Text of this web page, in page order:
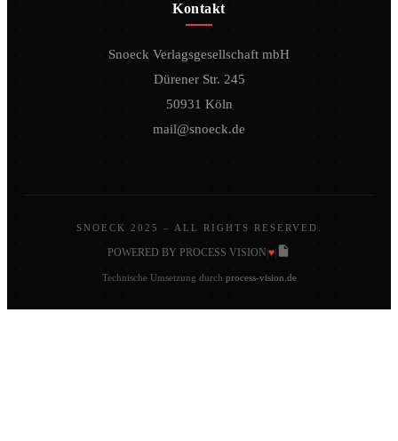
Kontakt
Snoeck Verlagsgesellschaft mbH
Dürener Str. 245
50931 Köln
mail@snoeck.de
SNOECK 2025 – ALL RIGHTS RESERVED.
POWERED BY PROCESS VISION|♥|
Technische Umsetzung durch process-vision.de